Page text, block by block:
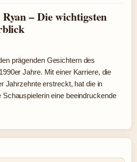
– Die wichtigsten
prägenden Gesichtern des
Jahre. Mit einer Karriere, die
Jahrzehnte erstreckt, hat die in
eine beeindruckende